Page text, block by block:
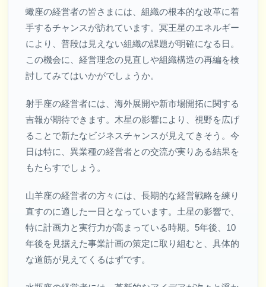
蠍座の経営者の皆さまには、組織の根本的な改革に着
手するチャンスが訪れています。冥王星のエネルギー
により、普段は見えない組織の課題が明確になる日。
この機会に、経営理念の見直しや組織構造の再編を検
討してみてはいかがでしょうか。
射手座の経営者には、海外展開や新市場開拓に関する
吉報が期待できます。木星の影響により、視野を広げ
ることで新たなビジネスチャンスが見えてきそう。今
日は特に、異業種の経営者との交流が実りある結果を
もたらすでしょう。
山羊座の経営者の方々には、長期的な経営戦略を練り
直すのに適した一日となっています。土星の影響で、
特に計画力と実行力が高まっている時期。5年後、10
年後を見据えた事業計画の策定に取り組むと、具体的
な道筋が見えてくるはずです。